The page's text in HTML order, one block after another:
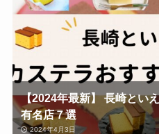
【2024年最新】 長崎とい
有名店７選
2024年4月3日